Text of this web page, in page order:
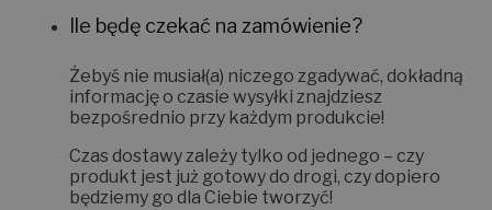
Ile będę czekać na zamówienie?
Żebyś nie musiał(a) niczego zgadywać, dokładną
informację o czasie wysyłki znajdziesz
bezpośrednio przy każdym produkcie!
Czas dostawy zależy tylko od jednego – czy
produkt jest już gotowy do drogi, czy dopiero
będziemy go dla Ciebie tworzyć!